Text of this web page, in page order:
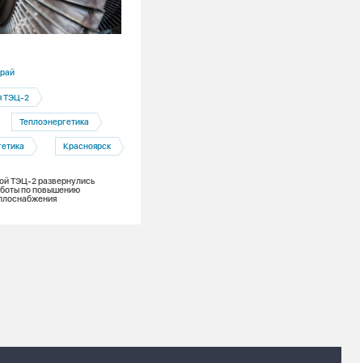
ТЭЦ-2
Теплоэнергетика
Красноярск
ТЭЦ-2 развернулись
по повышению